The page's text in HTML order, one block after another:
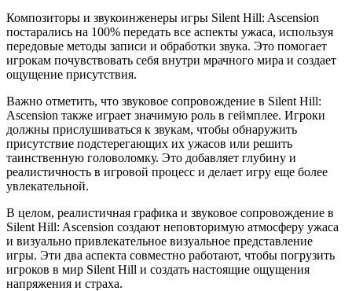
Композиторы и звукоинженеры игры Silent Hill: Ascension
постарались на 100% передать все аспекты ужаса, используя
передовые методы записи и обработки звука. Это помогает
игрокам почувствовать себя внутри мрачного мира и создает
ощущение присутствия.
Важно отметить, что звуковое сопровождение в Silent Hill:
Ascension также играет значимую роль в геймплее. Игроки
должны прислушиваться к звукам, чтобы обнаружить
присутствие подстерегающих их ужасов или решить
таинственную головоломку. Это добавляет глубину и
реалистичность в игровой процесс и делает игру еще более
увлекательной.
В целом, реалистичная графика и звуковое сопровождение в
Silent Hill: Ascension создают неповторимую атмосферу ужаса
и визуально привлекательное визуальное представление
игры. Эти два аспекта совместно работают, чтобы погрузить
игроков в мир Silent Hill и создать настоящие ощущения
напряжения и страха.